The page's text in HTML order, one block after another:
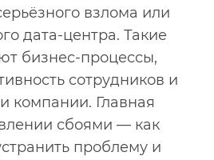
взлома или
дата-центра. Такие
бизнес-процессы,
сотрудников и
компании. Главная
сбоями — как
проблему и